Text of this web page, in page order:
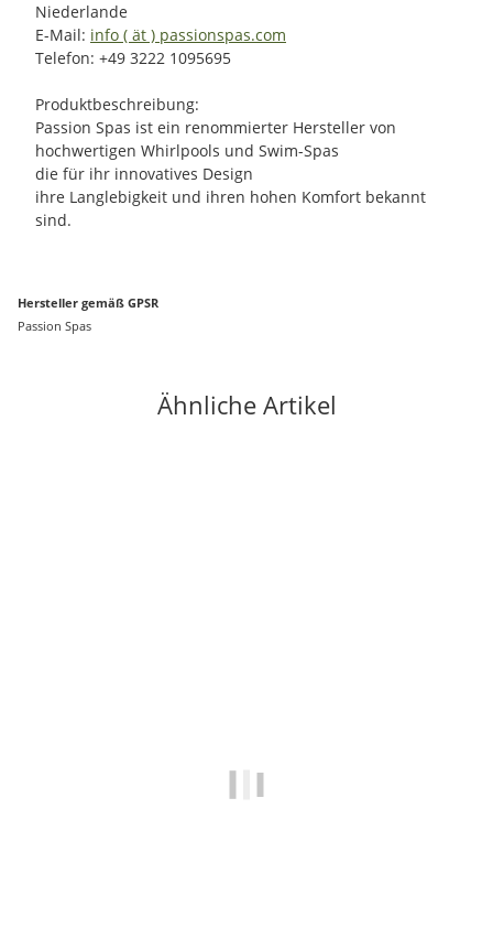
Niederlande
E-Mail: info ( ät ) passionspas.com
Telefon: +49 3222 1095695
Produktbeschreibung:
Passion Spas ist ein renommierter Hersteller von
hochwertigen Whirlpools und Swim-Spas
die für ihr innovatives Design
ihre Langlebigkeit und ihren hohen Komfort bekannt
sind.
Hersteller gemäß GPSR
Passion Spas
Ähnliche Artikel